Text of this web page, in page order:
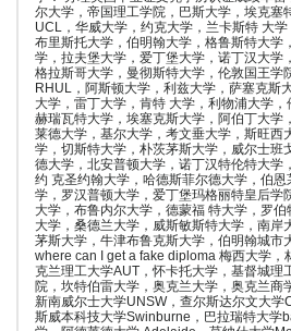
尔大学，帝国理工学院，巴斯大学，埃克塞
UCL，华威大学，约克大学，兰卡斯特 大学
布里斯托大学，伯明翰大学，格鲁斯特大学
学，拉夫堡大学，爱丁堡大学，诺丁汉大学
格拉斯哥大学，曼彻斯特大学，伦敦国王学
RHUL，阿斯顿大学，利兹大学，萨塞克斯
大学，雷丁大学，肯特 大学，利物浦大学，
赫瑞瓦特大学，埃塞克斯大学，阿伯丁大学
莱德大学，基尔大学，考文垂大学，斯旺西
学，切斯特大学，朴茨茅斯大学，威尔士班
德大学，北安普顿大学，诺丁汉特伦特大学
约 克圣约翰大学，哈德斯菲尔德大学，伯
学，罗汉普顿大学，爱丁堡玛格丽特皇后学
大学，布鲁内尔大学，德蒙福 特大学，罗
大学，桑德兰大学，威斯敏斯特大学，南岸
茅斯大学，牛津布鲁克斯大学，伯明翰城市
where can I get a fake diploma 梅西大学，
克兰理工大学AUT，怀卡托大学，基督城理
院，坎特伯雷大学，奥克兰大学，奥克兰商
新南威尔士大学UNSW，查尔斯达尔文大学
斯威本科技大学Swinburne，巴拉瑞特大学